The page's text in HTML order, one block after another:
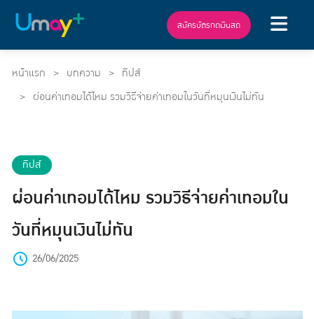
สมัครบัตรกดเงินสด
หน้าแรก บทความ
ทิปส์
ผ่อนค่าเทอมได้ไหม รวมวิธีจ่ายค่าเทอมในวันที่หมุนเงินไม่ทัน
ทิปส์
ผ่อนค่าเทอมได้ไหม รวมวิธีจ่ายค่าเทอมใน
วันที่หมุนเงินไม่ทัน
26/06/2025